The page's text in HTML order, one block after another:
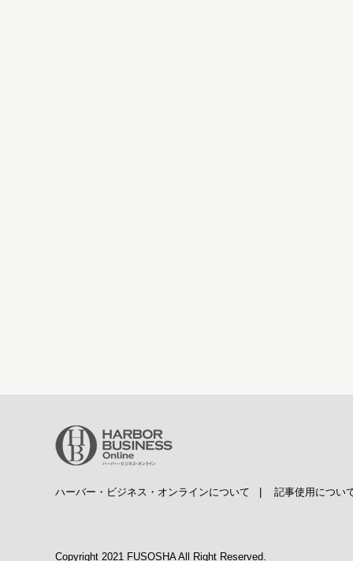
ハーバー・ビジネス・オンラインについて | 記事使用につい
Copyright 2021 FUSOSHA All Right Reserved.